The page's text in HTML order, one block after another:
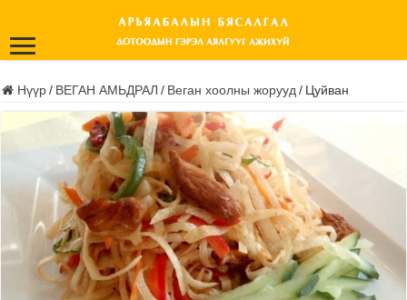
Нүүр / ВЕГАН АМЬДРАЛ / Веган хоолны жорууд / Цуйван